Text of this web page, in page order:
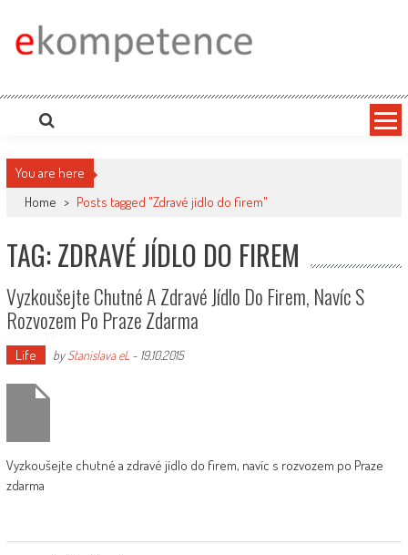
content
Ekompetence
portálech. Press Media. Kde vydat Tiskovou zprávu? Na portále eKompetence
You are here
Home > Posts tagged "Zdravé jídlo do firem"
TAG: ZDRAVÉ JÍDLO DO FIREM
Vyzkoušejte Chutné A Zdravé Jídlo Do Firem, Navíc S
Rozvozem Po Praze Zdarma
Life byStanislava eL - 19.10.2015
Vyzkoušejte chutné a zdravé jídlo do firem, navíc s rozvozem po Praze
zdarma